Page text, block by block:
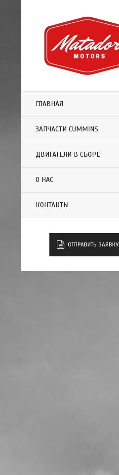
ГЛАВНАЯ
ЗАПЧАСТИ CUMMINS
ДВИГАТЕЛИ В СБОРЕ
О НАС
КОНТАКТЫ
ОТПРАВИТЬ ЗАЯВКУ